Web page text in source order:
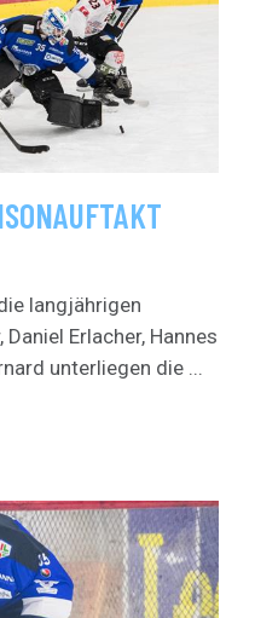
langjährigen
Erlacher, Hannes
unterliegen die ...